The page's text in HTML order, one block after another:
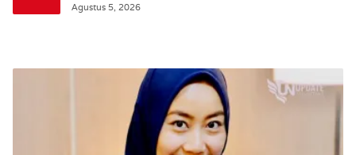
Wattimena: Revisi RT-RW Ditetapkan Pemkot
Agustus 5, 2026